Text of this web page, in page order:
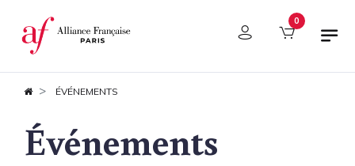
Panneau de gestion des cookies 0
ÉVÉNEMENTS
Événements